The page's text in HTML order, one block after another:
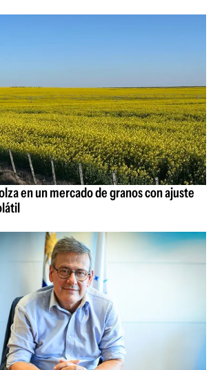
en un mercado de granos con ajuste